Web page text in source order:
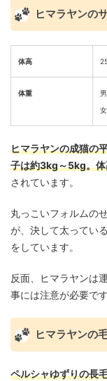
ヒマラヤンの
体高
体重
ヒマラヤンの成猫の
子は約3kg～5kg。
されています。
丸っこいフォルムの
が、決して太ってい
をしています。
反面、ヒマラヤンは
事には注意が必要です
ヒマラヤンの
ペルシャゆずりの長